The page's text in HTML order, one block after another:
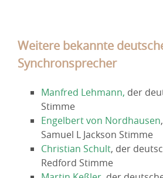
Weitere bekannte
Synchronsprecher
Manfred Lehmann, der
Stimme
Engelbert von Nordhausen
Samuel L Jackson Stimme
Christian Schult, der
Redford Stimme